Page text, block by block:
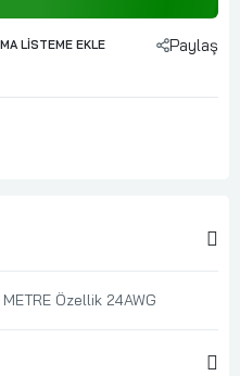
LISTEME EKLE Paylaş
Özellik 24AWG